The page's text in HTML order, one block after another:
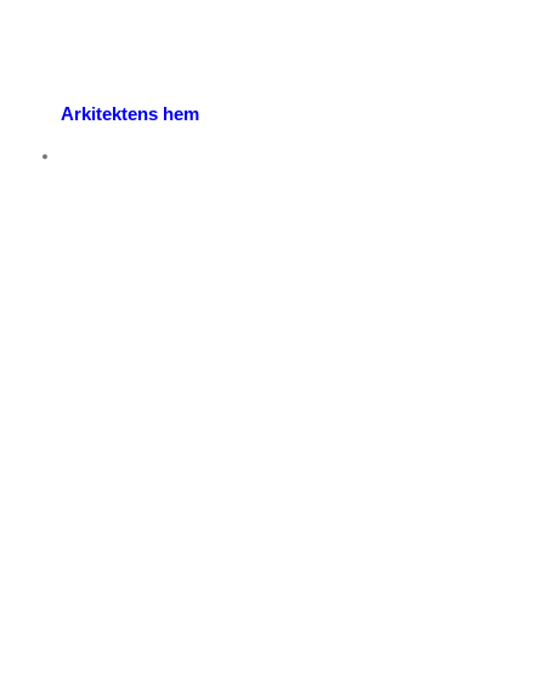
Arkitektens hem